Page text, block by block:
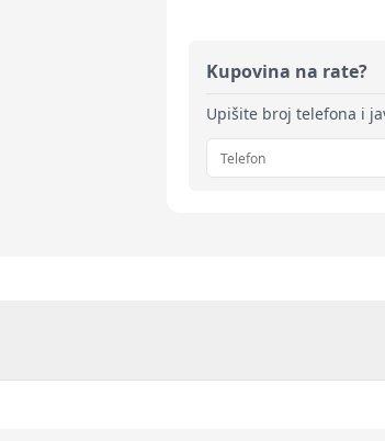
Kupovina na rate?
Upišite broj telefona i